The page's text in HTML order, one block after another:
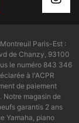
Paris-Est :
de Chanzy, 93100
le numéro 843 346
à l'ACPR
de paiement
Notre magasin de
garantis 2 ans
Yamaha, piano